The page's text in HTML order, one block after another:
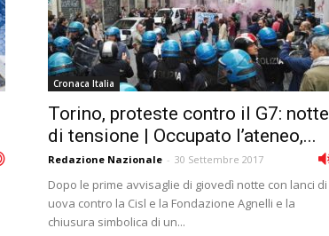
Cronaca Italia
Torino, proteste contro il G7: notte
di tensione | Occupato lʼateneo,...
Redazione Nazionale - 30 Settembre 2017
Dopo le prime avvisaglie di giovedì notte con lanci di
uova contro la Cisl e la Fondazione Agnelli e la
chiusura simbolica di un...